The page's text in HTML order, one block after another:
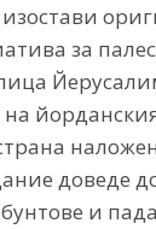
за
доведе
и